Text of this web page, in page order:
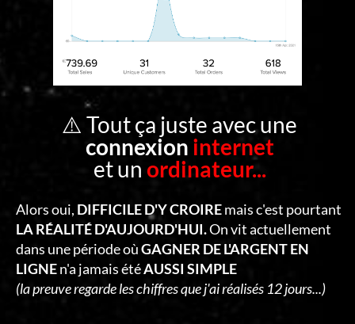
⚠️ Tout ça juste avec une
connexion internet
et un ordinateur...
Alors oui, DIFFICILE D'Y CROIREmais c'est pourtant
LA RÉALITÉ D'AUJOURD'HUI.On vit actuellement
dans une période oùGAGNER DE L'ARGENT EN
LIGNEn'a jamais étéAUSSI SIMPLE
(la preuve regarde les chiffres que j'ai réalisés 12 jours...)